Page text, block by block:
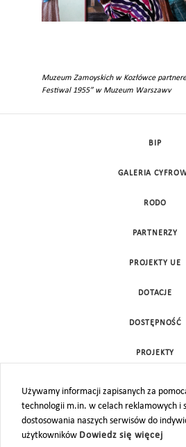
Muzeum Zamoyskich w Kozłówce
Festiwal 1955” w Muzeum Warszawy
Używamy informacji zapisanych za
technologii m.in. w celach reklamowych i
dostosowania naszych serwisów do
użytkowników Dowiedz się więcej
BIP
GALERIA
RODO
PARTNERZY
PROJEKTY UE
DOTACJE
DOSTĘPNOŚĆ
PROJEKTY
MAPA STRONY